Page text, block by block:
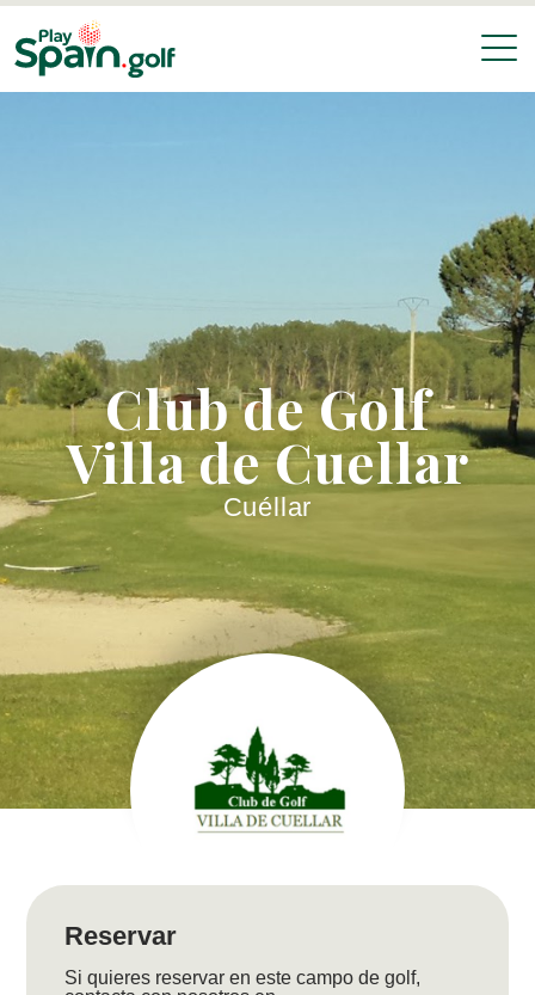
Club de Golf
Villa de Cuellar
Cuéllar
Reservar
Si quieres reservar en este campo de golf,